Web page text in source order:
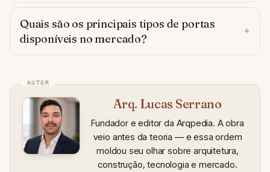
Quais são os principais tipos de portas
disponíveis no mercado?
Arq. Lucas Serrano
Fundador e editor da Arqpedia. A obra
veio antes da teoria — e essa ordem
moldou seu olhar sobre arquitetura,
construção, tecnologia e mercado.